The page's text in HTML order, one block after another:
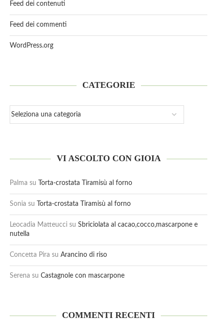
Feed dei contenuti
Feed dei commenti
WordPress.org
CATEGORIE
VI ASCOLTO CON GIOIA
Palma su Torta-crostata Tiramisù al forno
Sonia su Torta-crostata Tiramisù al forno
Leocadia Matteucci su Sbriciolata al cacao,cocco,mascarpone e
nutella
Concetta Pira su Arancino di riso
Serena su Castagnole con mascarpone
COMMENTI RECENTI